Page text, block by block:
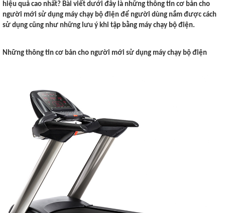
hiệu quả cao nhất? Bài viết dưới đây là những thông tin cơ bản cho
người mới sử dụng máy chạy bộ điện để người dùng nắm được cách
sử dụng cũng như những lưu ý khi tập bằng máy chạy bộ điện.
Những thông tin cơ bản cho người mới sử dụng máy chạy bộ điện